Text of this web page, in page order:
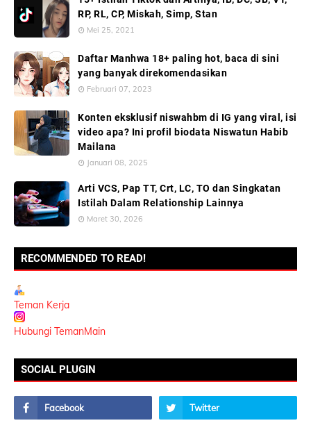
RP, RL, CP, Miskah, Simp, Stan
Mei 25, 2021
Daftar Manhwa 18+ paling hot, baca di sini
yang banyak direkomendasikan
Februari 07, 2023
Konten eksklusif niswahbm di IG yang viral, isi
video apa? Ini profil biodata Niswatun Habib
Mailana
Januari 08, 2025
Arti VCS, Pap TT, Crt, LC, TO dan Singkatan
Istilah Dalam Relationship Lainnya
Maret 30, 2026
RECOMMENDED TO READ!
Teman Kerja
Hubungi TemanMain
SOCIAL PLUGIN